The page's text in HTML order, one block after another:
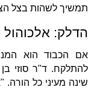
תמשיך לשהות בצל
הדלק: אלכוהול
אם הכבוד הוא
להתלקח. ד"ר סוזי
שינה מעיני כל